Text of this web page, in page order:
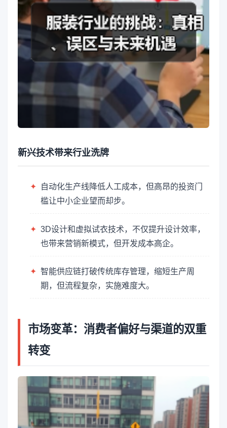
新兴技术带来行业洗牌
✦
自动化生产线降低人工成本，但高昂的投资门
槛让中小企业望而却步。
✦ 3D设计和虚拟试衣技术，不仅提升设计效率，
也带来营销新模式，但开发成本高企。
✦ 智能供应链打破传统库存管理，缩短生产周
期，但流程复杂，实施难度大。
市场变革：消费者偏好与渠道的双重
转变